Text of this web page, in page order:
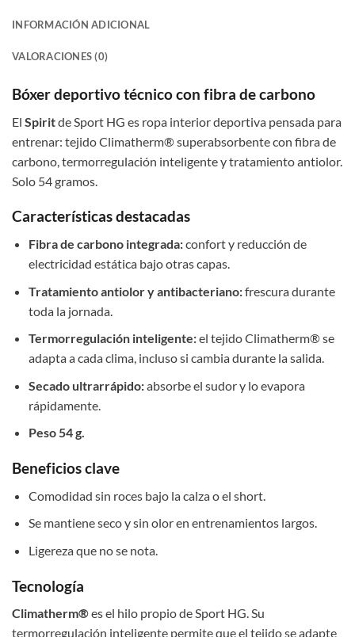
INFORMACIÓN ADICIONAL
VALORACIONES (0)
Bóxer deportivo técnico con fibra de carbono
El Spiritde Sport HG es ropa interior deportiva pensada para
entrenar: tejido Climatherm® superabsorbente con fibra de
carbono, termorregulación inteligente y tratamiento antiolor.
Solo 54 gramos.
Características destacadas
Fibra de carbono integrada:confort y reducción de
electricidad estática bajo otras capas.
Tratamiento antiolor y antibacteriano:frescura durante
toda la jornada.
Termorregulación inteligente:el tejido Climatherm® se
adapta a cada clima, incluso si cambia durante la salida.
Secado ultrarrápido:absorbe el sudor y lo evapora
rápidamente.
Peso 54 g.
Beneficios clave
Comodidad sin roces bajo la calza o el short.
Se mantiene seco y sin olor en entrenamientos largos.
Ligereza que no se nota.
Tecnología
Climatherm®es el hilo propio de Sport HG. Su
termorregulación inteligente permite que el tejido se adapte